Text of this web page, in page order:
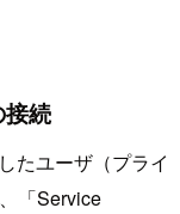
続
たユーザ（プライ
「Service